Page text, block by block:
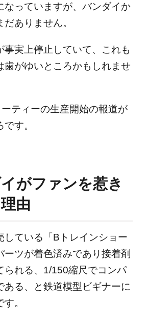
なっていますが、バンダイか
ありません。
事実上停止していて、これも
歯がゆいところかもしれませ
ティーの生産開始の報道が
す。
がファンを惹き
由
している「Bトレインショー
ーツが着色済みであり接着剤
られる、1/150縮尺でコンパ
ある、と鉄道模型ビギナーに
。